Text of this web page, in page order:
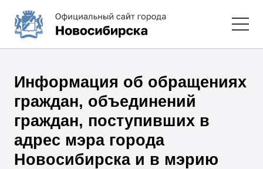
Информация об обращениях
граждан, объединений
граждан, поступивших в
адрес мэра города
Новосибирска и в мэрию